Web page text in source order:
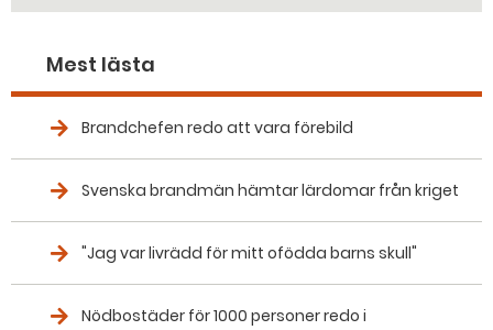
Mest lästa
Brandchefen redo att vara förebild
Svenska brandmän hämtar lärdomar från kriget
"Jag var livrädd för mitt ofödda barns skull"
Nödbostäder för 1000 personer redo i